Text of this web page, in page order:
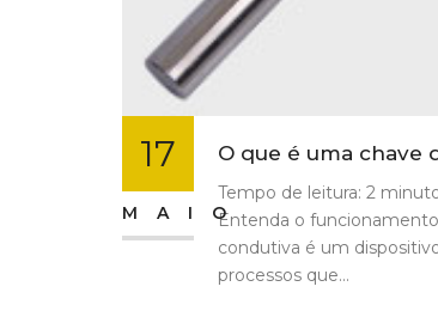
17
MAIO
O que é uma chave
Tempo de leitura: 2
Entenda o
condutiva é um
processos que...